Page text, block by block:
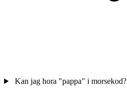
Kan jag hora "pappa" i morsekod?